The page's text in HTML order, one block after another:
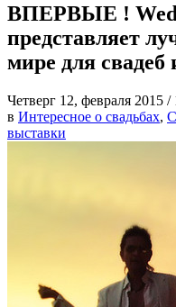
ВПЕРВЫЕ !
представляет
мире для свадеб
Четверг 12, февраля 2015 /
в Интересное о свадьбах,
выставки